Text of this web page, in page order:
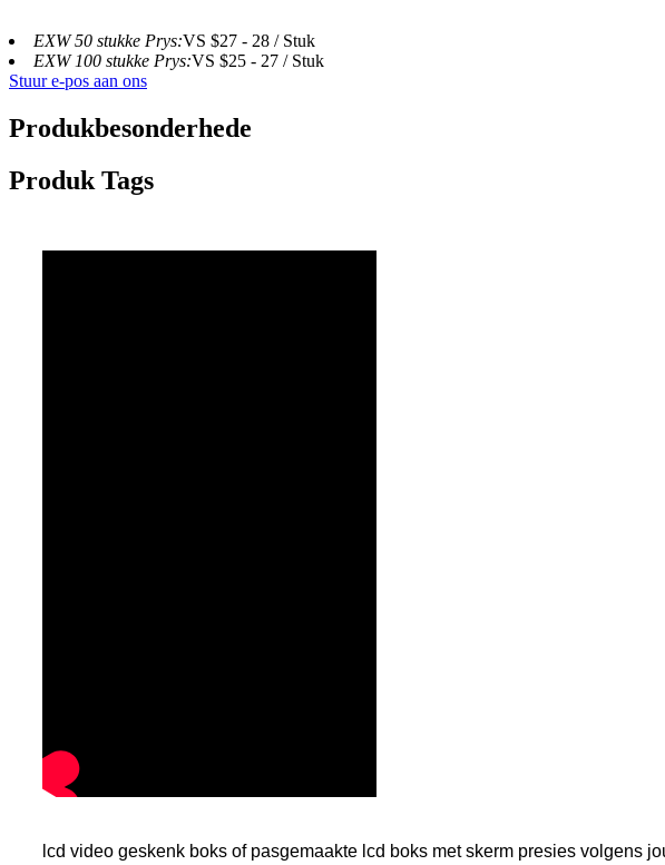
EXW 50 stukke Prys:VS $27 - 28 / Stuk
EXW 100 stukke Prys:VS $25 - 27 / Stuk
Stuur e-pos aan ons
Produkbesonderhede
Produk Tags
cd video geskenk boks of pasgemaakte lcd boks met skerm presies volgens